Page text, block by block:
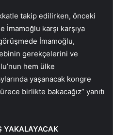
takip edilirken, önceki
İmamoğlu karşı karşıya
İmamoğlu,
gerekçelerini ve
hem ülke
yaşanacak kongre
birlikte bakacağız” yanıtı
YAKALAYACAK